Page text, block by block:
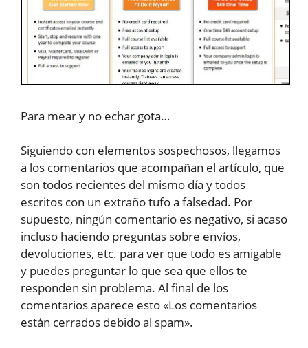
Para mear y no echar gota…
Siguiendo con elementos sospechosos, llegamos
a los comentarios que acompañan el artículo, que
son todos recientes del mismo día y todos
escritos con un extraño tufo a falsedad. Por
supuesto, ningún comentario es negativo, si acaso
incluso haciendo preguntas sobre envíos,
devoluciones, etc. para ver que todo es amigable
y puedes preguntar lo que sea que ellos te
responden sin problema. Al final de los
comentarios aparece esto «Los comentarios
están cerrados debido al spam».